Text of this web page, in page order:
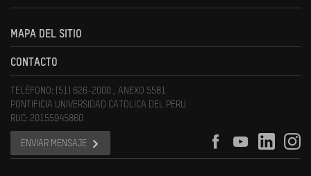
MAPA DEL SITIO
CONTACTO
TELÉFONO: (51) 626-2000 , ANEXO 5581
PONTIFICIA UNIVERSIDAD CATOLICA DEL PERU
RUC: 20155945860
ENVIAR MENSAJE